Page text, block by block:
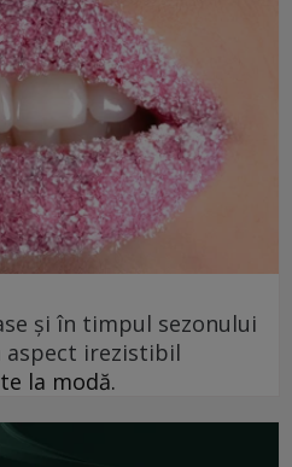
şi în timpul sezonului
aspect irezistibil
la modă.